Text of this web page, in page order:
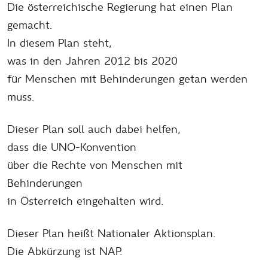
Die österreichische Regierung hat einen Plan
gemacht.
In diesem Plan steht,
was in den Jahren 2012 bis 2020
für Menschen mit Behinderungen getan werden
muss.
Dieser Plan soll auch dabei helfen,
dass die UNO-Konvention
über die Rechte von Menschen mit
Behinderungen
in Österreich eingehalten wird.
Dieser Plan heißt Nationaler Aktionsplan.
Die Abkürzung ist NAP.